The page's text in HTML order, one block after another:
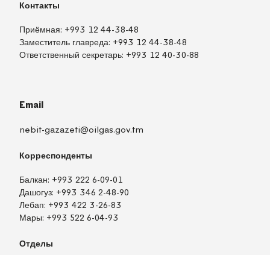
Контакты
Приёмная: +993 12 44-38-48
Заместитель главреда: +993 12 44-38-48
Ответственный секретарь: +993 12 40-30-88
Email
nebit-gazazeti@oilgas.gov.tm
Корреспонденты
Балкан: +993 222 6-09-01
Дашогуз: +993 346 2-48-90
Лебап: +993 422 3-26-83
Мары: +993 522 6-04-93
Отделы